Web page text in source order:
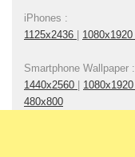
iPhones :
1125x2436 | 1080x1920
Smartphone Wallpaper :
1440x2560 | 1080x1920
480x800